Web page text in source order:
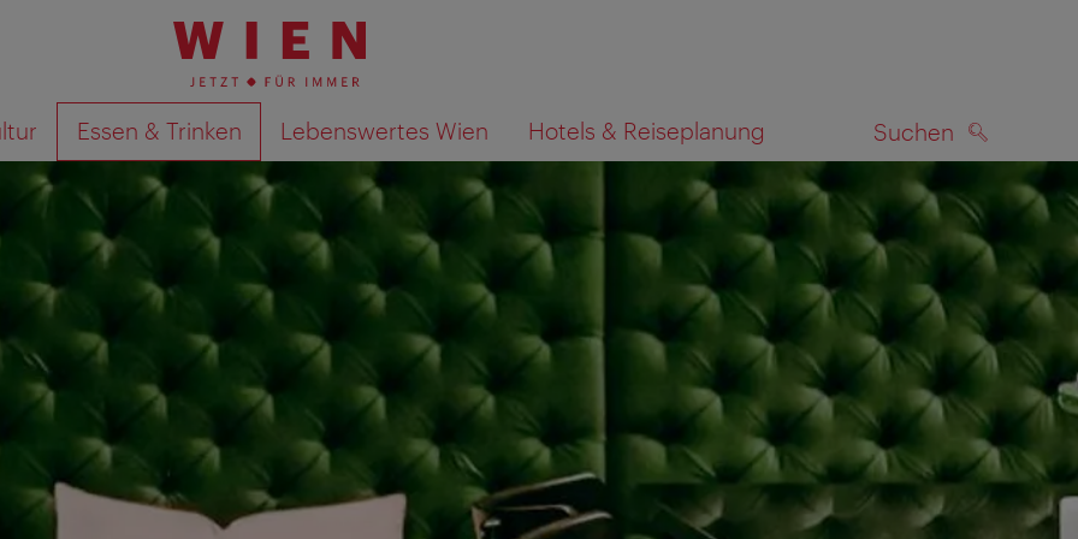
Essen & Trinken Lebenswertes Wien Hotels & Reiseplanung Suchen
Suchergebnisse auf Karte anzeigen SUCHEN